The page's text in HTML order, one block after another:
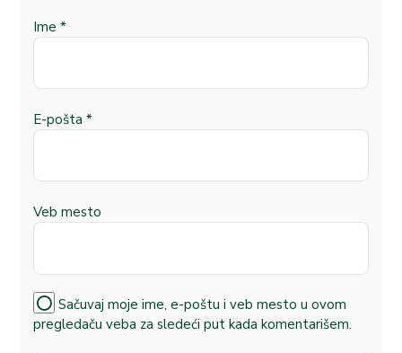
Ime *
E-pošta *
Veb mesto
Sačuvaj moje ime, e-poštu i veb mesto u ovom
pregledaču veba za sledeći put kada komentarišem.